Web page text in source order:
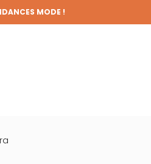
MODE !
!
!